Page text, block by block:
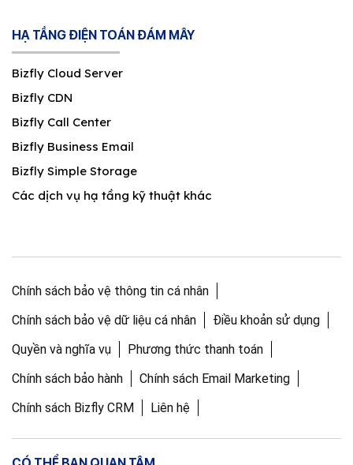
HẠ TẦNG ĐIỆN TOÁN ĐÁM MÂY
Bizfly Cloud Server
Bizfly CDN
Bizfly Call Center
Bizfly Business Email
Bizfly Simple Storage
Các dịch vụ hạ tầng kỹ thuật khác
Chính sách bảo vệ thông tin cá nhân
Chính sách bảo vệ dữ liệu cá nhân
Điều khoản sử dụng
Quyền và nghĩa vụ
Phương thức thanh toán
Chính sách bảo hành
Chính sách Email Marketing
Chính sách Bizfly CRM
Liên hệ